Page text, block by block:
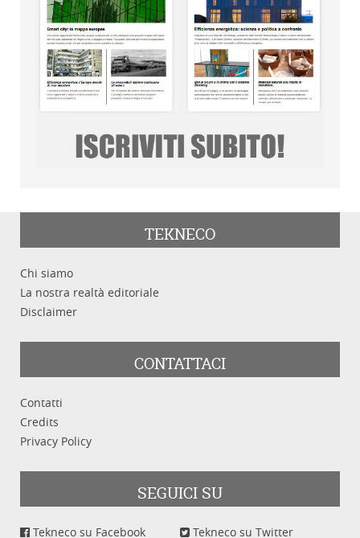
TEKNECO
Chi siamo
La nostra realtà editoriale
Disclaimer
CONTATTACI
Contatti
Credits
Privacy Policy
SEGUICI SU
Tekneco su Facebook Tekneco su Twitter